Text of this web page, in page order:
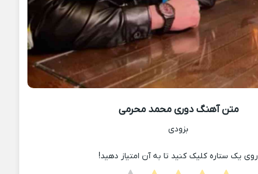
متن آهنگ دوری محمد محرمی
بزودی
روی یک ستاره کلیک کنید تا به آن امتیاز دهید!